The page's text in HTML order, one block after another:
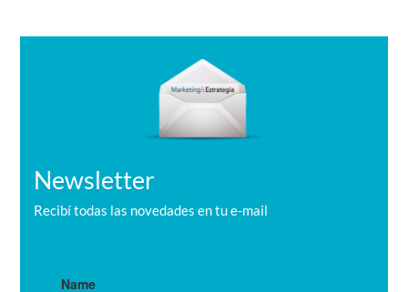
a
Newsletter
Recibí todas las novedades en tu e-mail